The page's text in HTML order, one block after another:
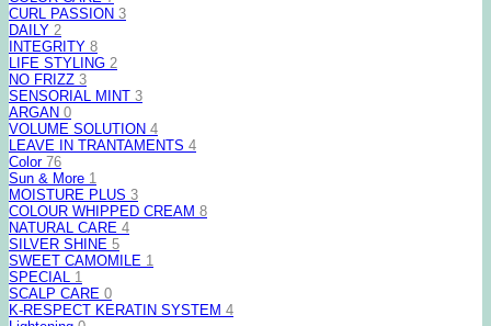
CURL PASSION 3
DAILY 2
INTEGRITY 8
LIFE STYLING 2
NO FRIZZ 3
SENSORIAL MINT 3
ARGAN 0
VOLUME SOLUTION 4
LEAVE IN TRANTAMENTS 4
Color 76
Sun & More 1
MOISTURE PLUS 3
COLOUR WHIPPED CREAM 8
NATURAL CARE 4
SILVER SHINE 5
SWEET CAMOMILE 1
SPECIAL 1
SCALP CARE 0
K-RESPECT KERATIN SYSTEM 4